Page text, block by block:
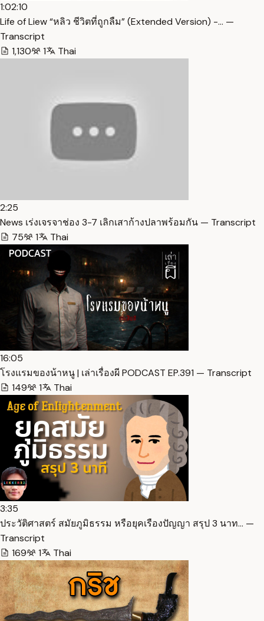
1:02:10
Life of Liew “หลิว ชีวิตที่ถูกลืม” (Extended Version) -… —
Transcript
1,130
1 Thai
2:25
News เร่งเจรจาช่อง 3-7 เลิกเสาก้างปลาพร้อมกัน — Transcript
75
1 Thai
16:05
โรงแรมของน้าหนู | เล่าเรื่องผี PODCAST EP.391 — Transcript
149
1 Thai
3:35
ประวัติศาสตร์ สมัยภูมิธรรม หรือยุคเรืองปัญญา สรุป 3 นาท… —
Transcript
169
1 Thai